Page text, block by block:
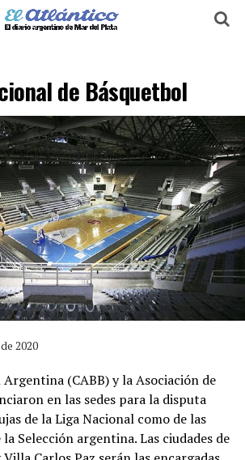
de Básquetbol
2020
(CABB) y la Asociación de
en las sedes para la disputa
de la Liga Nacional como de las
Selección argentina. Las ciudades de